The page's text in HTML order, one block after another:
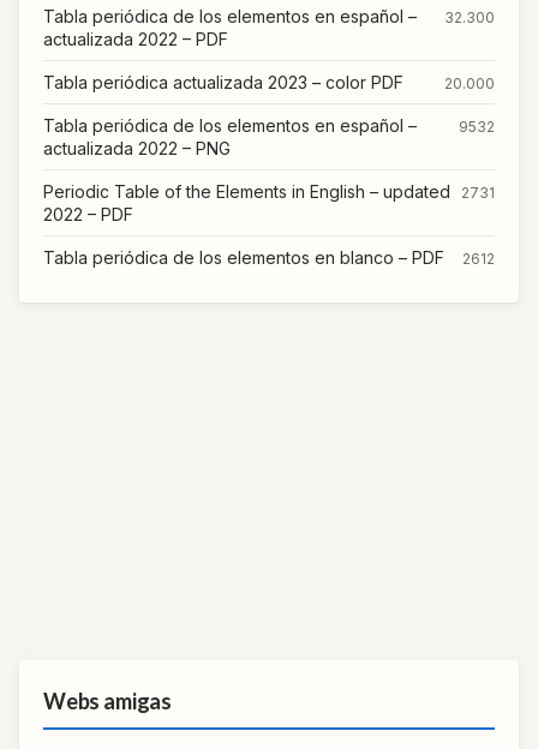
Tabla periódica de los elementos en español –
actualizada 2022 – PDF
32.300
Tabla periódica actualizada 2023 – color PDF 20.000
Tabla periódica de los elementos en español –
actualizada 2022 – PNG
9532
Periodic Table of the Elements in English – updated
2022 – PDF
2731
Tabla periódica de los elementos en blanco – PDF 2612
Webs amigas